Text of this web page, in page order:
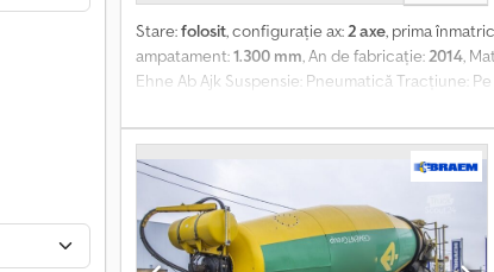
Stare:folosit, configurație ax:2 axe, prima
ampatament:1.300 mm, An de fabricație:2014,
Ehne Ab Ajk Suspensie: Pneumatică Tracțiune: